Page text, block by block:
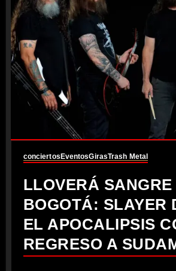
conciertosEventosGirasTrash Metal
LLOVERÁ SANGRE
BOGOTÁ: SLAYER
EL APOCALIPSIS
REGRESO A